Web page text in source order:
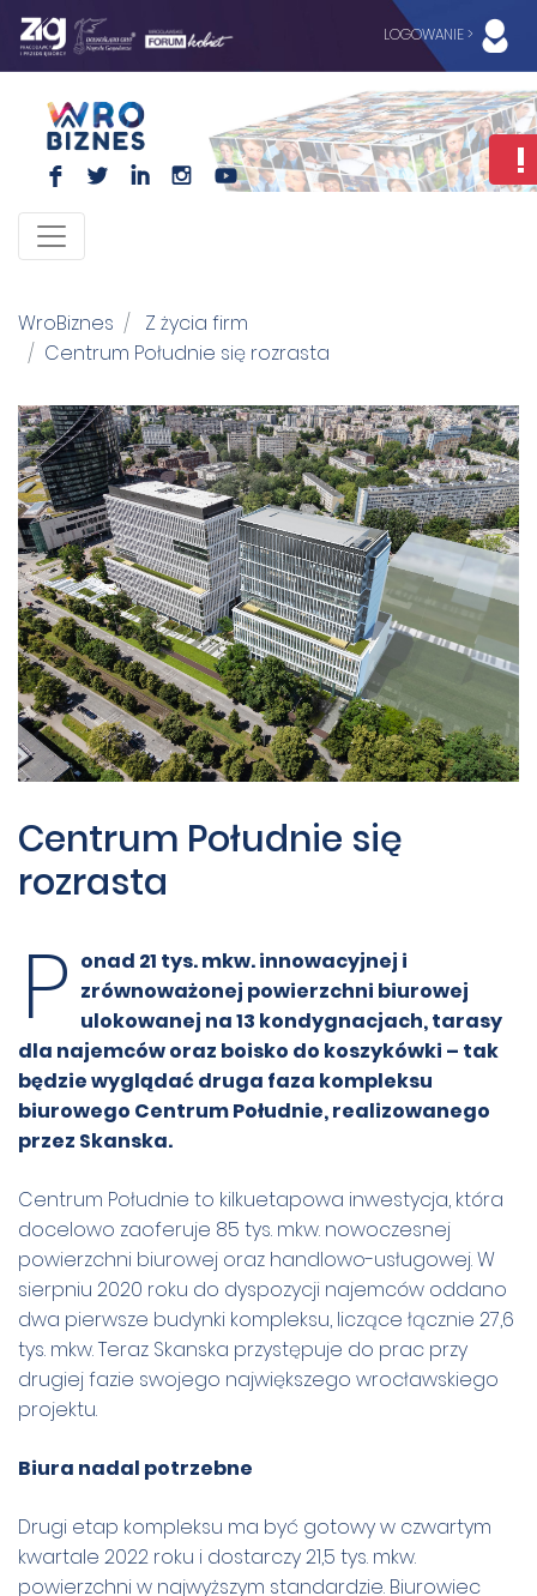
LOGOWANIE >
F L I I
WroBiznes
Z życia firm
Centrum Południe się rozrasta
Centrum Południe się
rozrasta
P onad 21 tys. mkw. innowacyjnej i
zrównoważonej powierzchni biurowej
ulokowanej na 13 kondygnacjach, tarasy
dla najemców oraz boisko do koszykówki – tak
będzie wyglądać druga faza kompleksu
biurowego Centrum Południe, realizowanego
przez Skanska.
Centrum Południe to kilkuetapowa inwestycja, która
docelowo zaoferuje 85 tys. mkw. nowoczesnej
powierzchni biurowej oraz handlowo-usługowej. W
sierpniu 2020 roku do dyspozycji najemców oddano
dwa pierwsze budynki kompleksu, liczące łącznie 27,6
tys. mkw. Teraz Skanska przystępuje do prac przy
drugiej fazie swojego największego wrocławskiego
projektu.
Biura nadal potrzebne
Drugi etap kompleksu ma być gotowy w czwartym
kwartale 2022 roku i dostarczy 21,5 tys. mkw.
powierzchni w najwyższym standardzie. Biurowiec